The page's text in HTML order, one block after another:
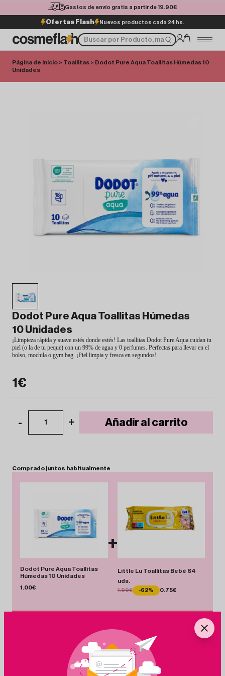
Gastos de envío gratis a partir de 19.90€
Ofertas Flash Nuevos productos cada 24 hs.
Página de inicio > Toallitas > Dodot Pure Aqua Toallitas Húmedas 10
Unidades
Dodot Pure Aqua Toallitas Húmedas
10 Unidades
¡Limpieza rápida y suave estés donde estés! Las toallitas Dodot Pure Aqua cuidan tu
piel (o la de tu peque) con un 99% de agua y 0 perfumes. Perfectas para llevar en el
bolso, mochila o gym bag. ¡Piel limpia y fresca en segundos!
1€
- 1 + Añadir al carrito
Comprado juntos habitualmente
Dodot Pure Aqua Toallitas
Húmedas 10 Unidades
1.00€
+
Little Lu Toallitas Bebé 64
uds.
1.99€ -62% 0.75€